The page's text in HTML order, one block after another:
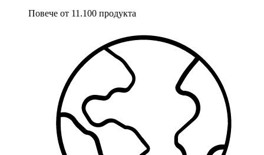
Повече от 11.100 продукта